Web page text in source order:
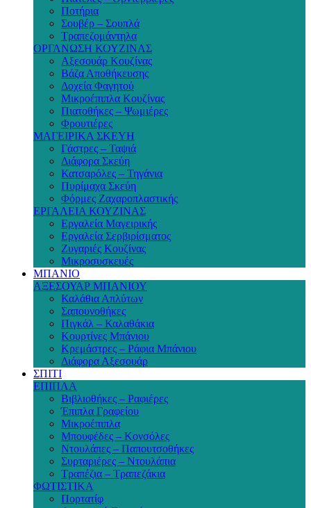
Ποτήρια
Σουβέρ – Σουπλά
Τραπεζομάντηλα
ΟΡΓΑΝΩΣΗ ΚΟΥΖΙΝΑΣ
Αξεσουάρ Κουζίνας
Βάζα Αποθήκευσης
Δοχεία Φαγητού
Μικροέπιπλα Κουζίνας
Πιατοθήκες – Ψωμιέρες
Φρουτιέρες
ΜΑΓΕΙΡΙΚΑ ΣΚΕΥΗ
Γάστρες – Ταψιά
Διάφορα Σκεύη
Κατσαρόλες – Τηγάνια
Πυρίμαχα Σκεύη
Φόρμες Ζαχαροπλαστικής
ΕΡΓΑΛΕΙΑ ΚΟΥΖΙΝΑΣ
Εργαλεία Μαγειρικής
Εργαλεία Σερβιρίσματος
Ζυγαριές Κουζίνας
Μικροσυσκευές
ΜΠΑΝΙΟ
ΑΞΕΣΟΥΑΡ ΜΠΑΝΙΟΥ
Καλάθια Απλύτων
Σαπουνοθήκες
Πιγκάλ – Καλαθάκια
Κουρτίνες Μπάνιου
Κρεμάστρες – Ράφια Μπάνιου
Διάφορα Αξεσουάρ
ΣΠΙΤΙ
ΕΠΙΠΛΑ
Βιβλιοθήκες – Ραφιέρες
Έπιπλα Γραφείου
Μικροέπιπλα
Μπουφέδες – Κονσόλες
Ντουλάπες – Παπουτσοθήκες
Συρταριέρες – Ντουλάπια
Τραπέζια – Τραπεζάκια
ΦΩΤΙΣΤΙΚΑ
Πορτατίφ